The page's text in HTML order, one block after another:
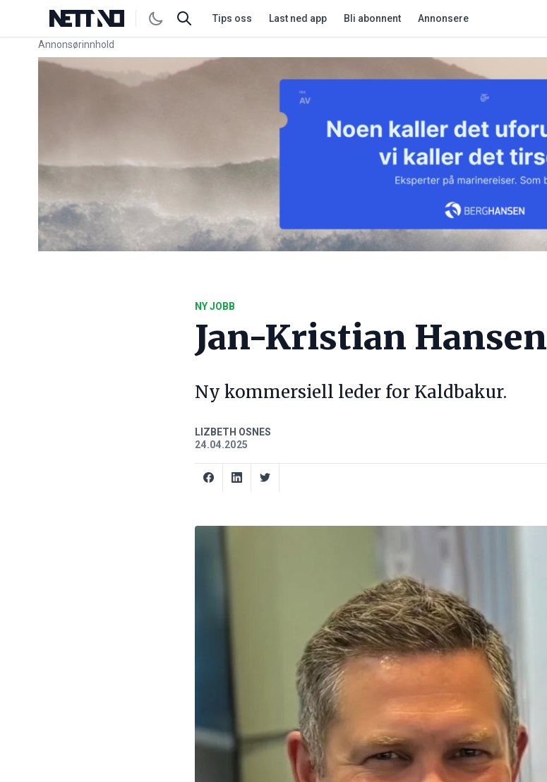
Tips oss Last ned app Bli abonnent Annonsere
Annonsørinnhold
Link for annonse
NY JOBB
Jan-Kristian Hansen
Ny kommersiell leder for Kaldbakur.
LIZBETH OSNES
24.04.2025